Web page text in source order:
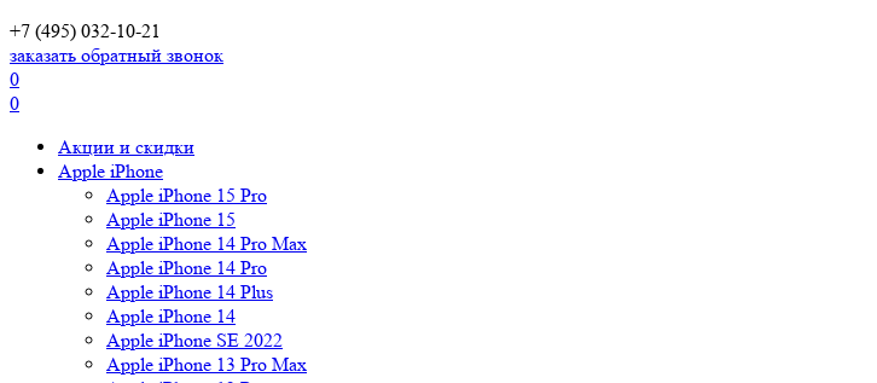
+7 (495) 032-10-21
заказать обратный звонок
0
0
Акции и скидки
Apple iPhone
Apple iPhone 15 Pro
Apple iPhone 15
Apple iPhone 14 Pro Max
Apple iPhone 14 Pro
Apple iPhone 14 Plus
Apple iPhone 14
Apple iPhone SE 2022
Apple iPhone 13 Pro Max